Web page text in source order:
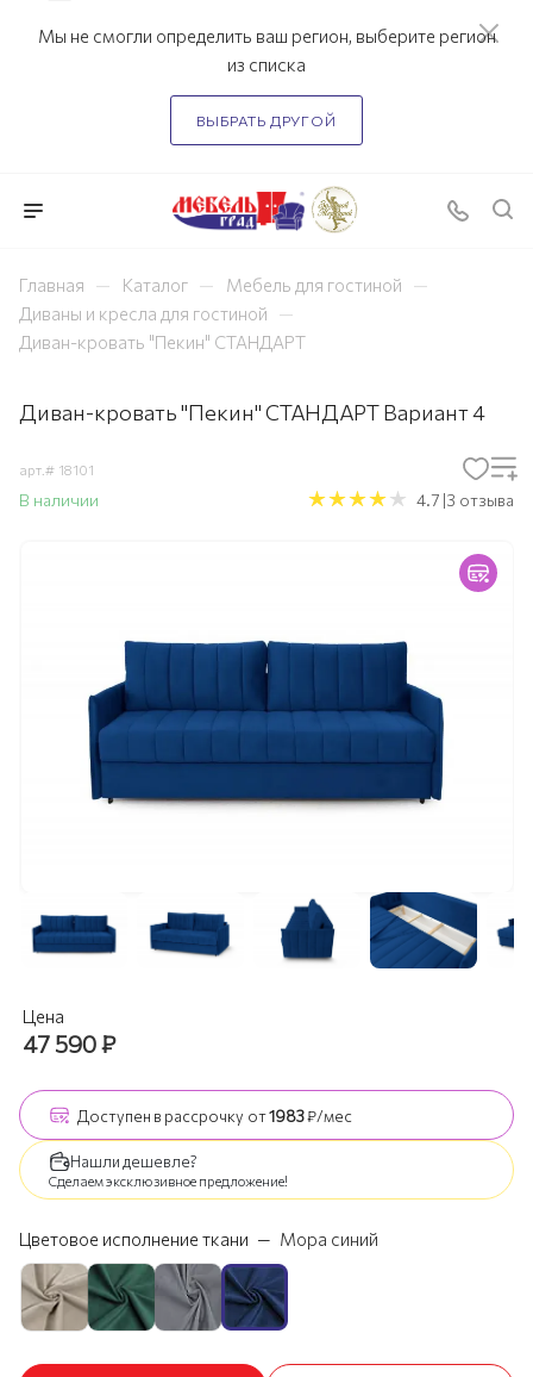
Мы не смогли определить ваш регион, выберите регион
из списка
ВЫБРАТЬ ДРУГОЙ
Главная — Каталог — Мебель для гостиной —
Диваны и кресла для гостиной —
Диван-кровать "Пекин" СТАНДАРТ
Диван-кровать "Пекин" СТАНДАРТ Вариант 4
арт.# 18101
В наличии 4.7 |3 отзыва
Цена
47 590₽
Доступен в рассрочку от1983₽/мес
Нашли дешевле?
Сделаем эксклюзивное предложение!
Цветовое исполнение ткани — Мора синий